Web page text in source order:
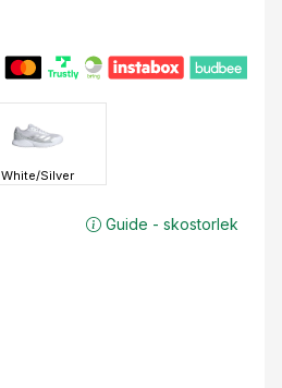
White/Silver
Guide - skostorlek